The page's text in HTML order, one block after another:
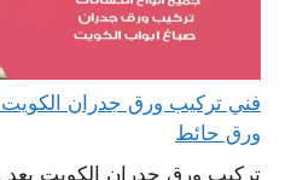
ورق حائط
تركيب ورق جدران الكويت